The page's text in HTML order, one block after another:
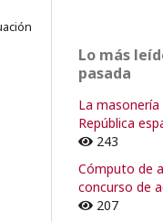
Lo más
pasada
La masonería
República
243
Cómputo de
concurso de
207